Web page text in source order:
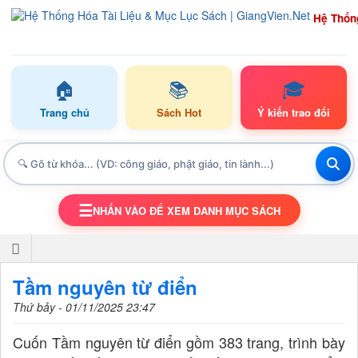
Hệ
🏠
Trang chủ
📚
Sách Hot
🎓
Ý kiến trao đổi
TOGGLE NAVIGATION
☰NHẤN VÀO ĐỂ XEM DANH MỤC SÁCH
Tầm nguyên từ điển
Thứ bảy - 01/11/2025 23:47
Cuốn Tầm nguyên từ điển gồm 383 trang, trình bày